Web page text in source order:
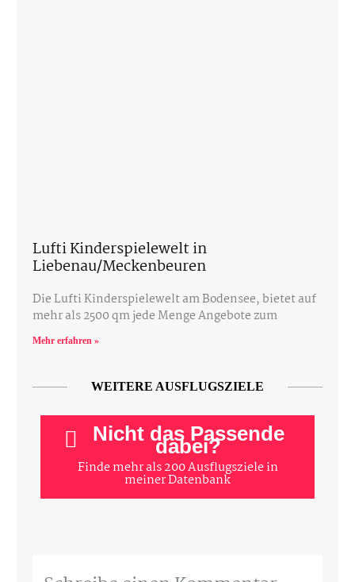
Lufti Kinderspielewelt in
Liebenau/Meckenbeuren
Die Lufti Kinderspielewelt am Bodensee, bietet auf
mehr als 2500 qm jede Menge Angebote zum
Mehr erfahren »
WEITERE AUSFLUGSZIELE
Nicht das Passende
dabei?
Finde mehr als 200 Ausflugsziele in
meiner Datenbank